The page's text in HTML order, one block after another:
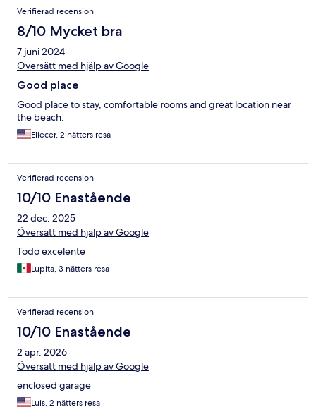
Verifierad recension
8/10 Mycket bra
7 juni 2024
Översätt med hjälp av Google
Good place
Good place to stay, comfortable rooms and great location near
the beach.
Eliecer, 2 nätters resa
Verifierad recension
10/10 Enastående
22 dec. 2025
Översätt med hjälp av Google
Todo excelente
Lupita, 3 nätters resa
Verifierad recension
10/10 Enastående
2 apr. 2026
Översätt med hjälp av Google
enclosed garage
Luis, 2 nätters resa